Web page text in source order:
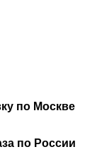
по Москве
по России